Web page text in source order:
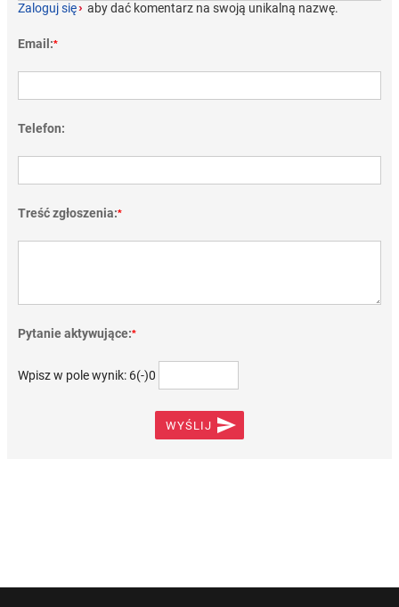
Zaloguj się› aby dać komentarz na swoją unikalną nazwę.
Email:*
Telefon:
Treść zgłoszenia:*
Pytanie aktywujące:*
Wpisz w pole wynik: 6(-)0
WYŚLIJ 